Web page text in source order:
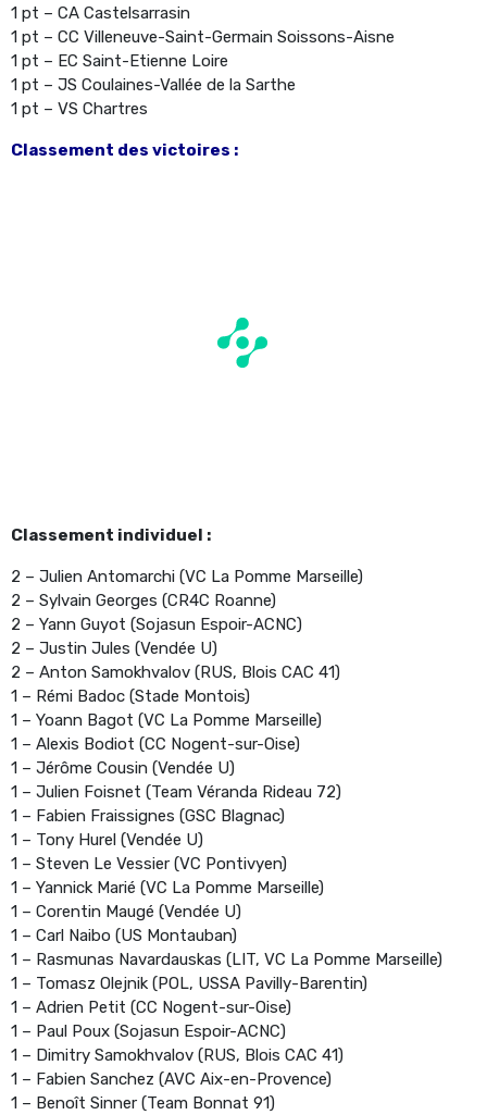
1 pt – CA Castelsarrasin
1 pt – CC Villeneuve-Saint-Germain Soissons-Aisne
1 pt – EC Saint-Etienne Loire
1 pt – JS Coulaines-Vallée de la Sarthe
1 pt – VS Chartres
Classement des victoires :
Classement individuel :
2 – Julien Antomarchi (VC La Pomme Marseille)
2 – Sylvain Georges (CR4C Roanne)
2 – Yann Guyot (Sojasun Espoir-ACNC)
2 – Justin Jules (Vendée U)
2 – Anton Samokhvalov (RUS, Blois CAC 41)
1 – Rémi Badoc (Stade Montois)
1 – Yoann Bagot (VC La Pomme Marseille)
1 – Alexis Bodiot (CC Nogent-sur-Oise)
1 – Jérôme Cousin (Vendée U)
1 – Julien Foisnet (Team Véranda Rideau 72)
1 – Fabien Fraissignes (GSC Blagnac)
1 – Tony Hurel (Vendée U)
1 – Steven Le Vessier (VC Pontivyen)
1 – Yannick Marié (VC La Pomme Marseille)
1 – Corentin Maugé (Vendée U)
1 – Carl Naibo (US Montauban)
1 – Rasmunas Navardauskas (LIT, VC La Pomme Marseille)
1 – Tomasz Olejnik (POL, USSA Pavilly-Barentin)
1 – Adrien Petit (CC Nogent-sur-Oise)
1 – Paul Poux (Sojasun Espoir-ACNC)
1 – Dimitry Samokhvalov (RUS, Blois CAC 41)
1 – Fabien Sanchez (AVC Aix-en-Provence)
1 – Benoît Sinner (Team Bonnat 91)